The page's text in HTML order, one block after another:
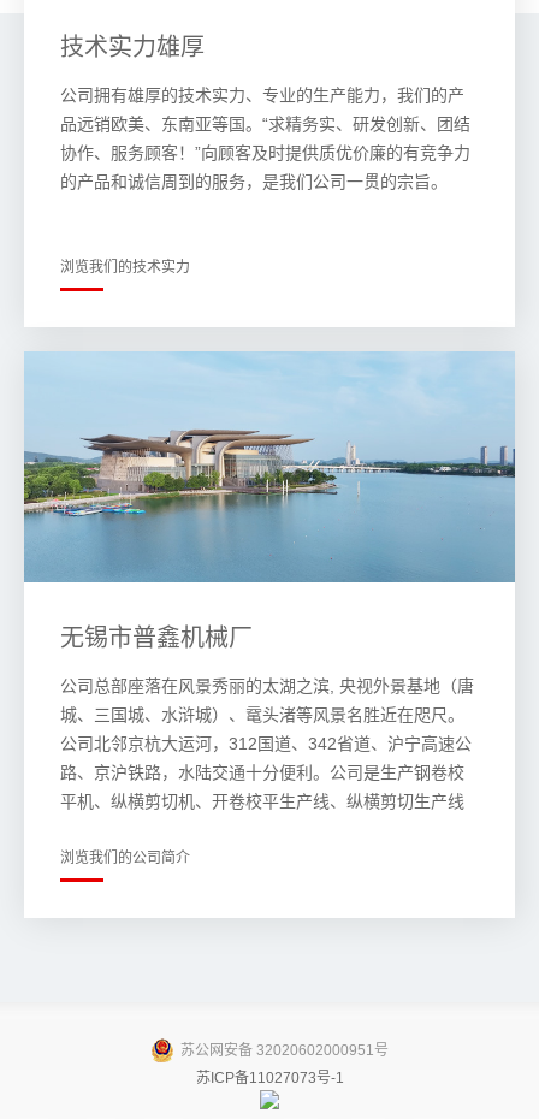
技术实力雄厚
公司拥有雄厚的技术实力、专业的生产能力，我们的产
品远销欧美、东南亚等国。“求精务实、研发创新、团结
协作、服务顾客！”向顾客及时提供质优价廉的有竞争力
的产品和诚信周到的服务，是我们公司一贯的宗旨。
浏览我们的技术实力
无锡市普鑫机械厂
公司总部座落在风景秀丽的太湖之滨, 央视外景基地（唐
城、三国城、水浒城）、鼋头渚等风景名胜近在咫尺。
公司北邻京杭大运河，312国道、342省道、沪宁高速公
路、京沪铁路，水陆交通十分便利。公司是生产钢卷校
平机、纵横剪切机、开卷校平生产线、纵横剪切生产线
区冷轧行业、带钢行业，钢材仓储享有盛名。
浏览我们的公司简介
苏公网安备 32020602000951号
苏ICP备11027073号-1